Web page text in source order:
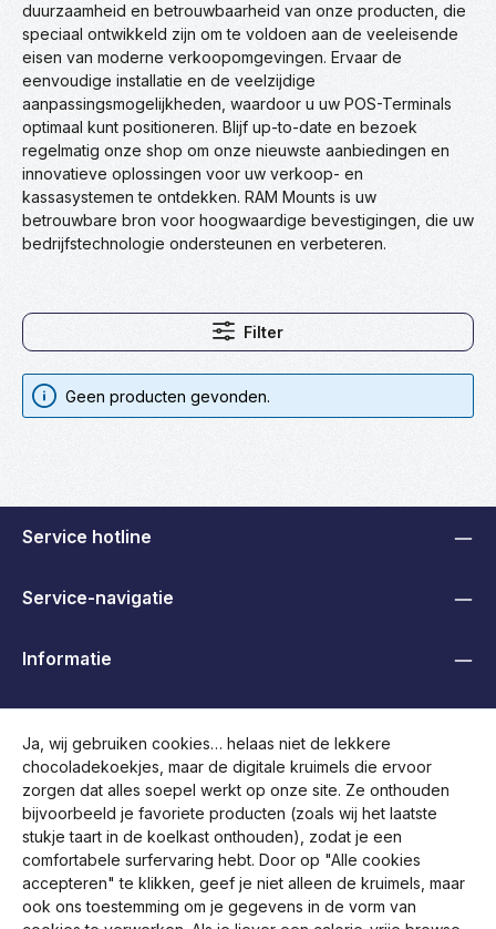
duurzaamheid en betrouwbaarheid van onze producten, die
speciaal ontwikkeld zijn om te voldoen aan de veeleisende
eisen van moderne verkoopomgevingen. Ervaar de
eenvoudige installatie en de veelzijdige
aanpassingsmogelijkheden, waardoor u uw POS-Terminals
optimaal kunt positioneren. Blijf up-to-date en bezoek
regelmatig onze shop om onze nieuwste aanbiedingen en
innovatieve oplossingen voor uw verkoop- en
kassasystemen te ontdekken. RAM Mounts is uw
betrouwbare bron voor hoogwaardige bevestigingen, die uw
bedrijfstechnologie ondersteunen en verbeteren.
Filter
Geen producten gevonden.
Service hotline
Service-navigatie
Informatie
Volg ons
Ja, wij gebruiken cookies… helaas niet de lekkere
chocoladekoekjes, maar de digitale kruimels die ervoor
zorgen dat alles soepel werkt op onze site. Ze onthouden
bijvoorbeeld je favoriete producten (zoals wij het laatste
stukje taart in de koelkast onthouden), zodat je een
comfortabele surfervaring hebt. Door op "Alle cookies
accepteren" te klikken, geef je niet alleen de kruimels, maar
ook ons toestemming om je gegevens in de vorm van